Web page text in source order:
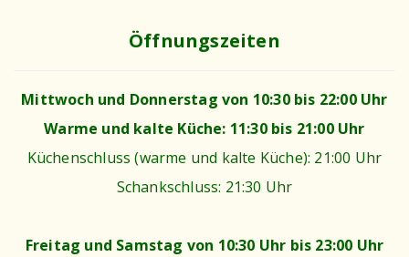
Öffnungszeiten
Mittwoch und Donnerstag von 10:30 bis 22:00 Uhr
Warme und kalte Küche: 11:30 bis 21:00 Uhr
Küchenschluss (warme und kalte Küche): 21:00 Uhr
Schankschluss: 21:30 Uhr
Freitag und Samstag von 10:30 Uhr bis 23:00 Uhr